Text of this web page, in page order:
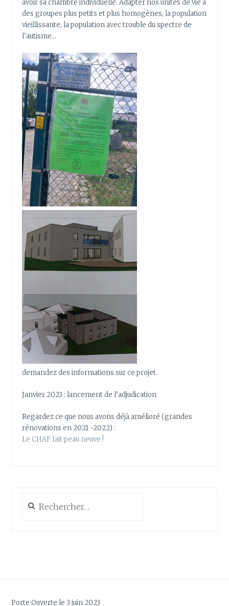
avoir sa chambre individuelle. Adapter nos unités de vie à
des groupes plus petits et plus homogènes, la population
vieillissante, la population avec trouble du spectre de
l’autisme…
demandez des informations sur ce projet.
Janvier 2023 : lancement de l’adjudication
Regardez ce que nous avons déjà amélioré (grandes
rénovations en 2021 -2022) :
Le CHAF fait peau neuve !
Porte Ouverte le 3 juin 2023